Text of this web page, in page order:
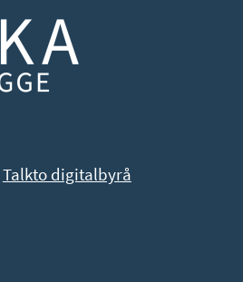
Talkto digitalbyrå